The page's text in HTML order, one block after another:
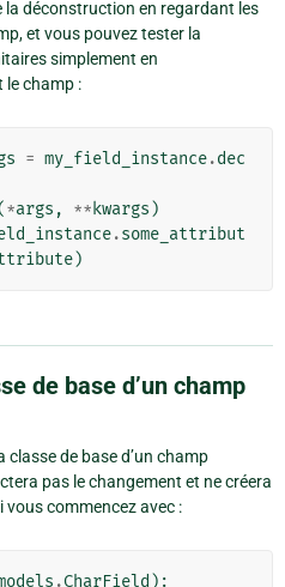
déconstruction en regardant les
et vous pouvez tester la
simplement en
champ :
= my_field_instance.dec
*args , **kwargs )
.some_attribut
)
de base d’un champ
classe de base d’un champ
pas le changement et ne créera
vous commencez avec :
.CharField ):